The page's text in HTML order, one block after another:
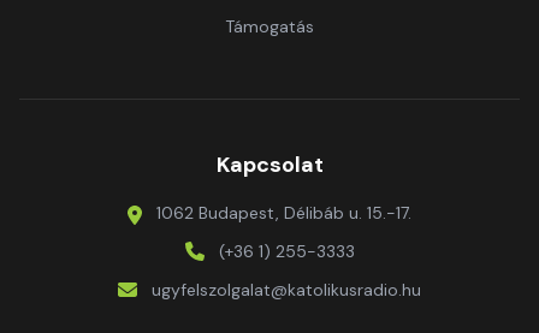
Támogatás
Kapcsolat
1062 Budapest, Délibáb u. 15.-17.
(+36 1) 255-3333
ugyfelszolgalat@katolikusradio.hu